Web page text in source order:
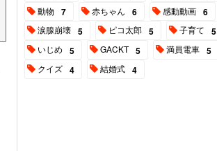
動物 7 赤ちゃん 6 感動動画 6
涙腺崩壊 5 ピコ太郎 5 子育て 5
いじめ 5 GACKT 5 満員電車 5
クイズ 4 結婚式 4